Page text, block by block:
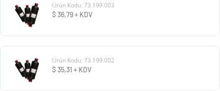
Ürün Kodu: 73.199.003
$ 36,79+ KDV
Ürün Kodu: 73.199.002
$ 35,31 + KDV